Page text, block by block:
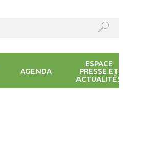
AGENDA
ESPACE
PRESSE ET
ACTUALITÉS